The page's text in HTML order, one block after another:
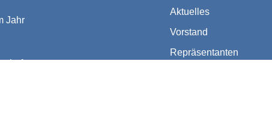
Jahr
Aktuelles
Vorstand
Repräsentanten